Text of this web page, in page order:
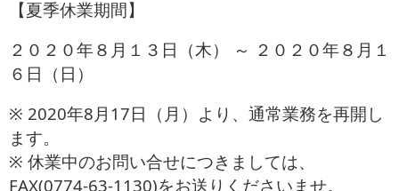
【夏季休業期間】
２０２０年８月１３日（木） ～ ２０２０年８月１
６日（日）
※ 2020年8月17日（月）より、通常業務を再開し
ます。
※ 休業中のお問い合せにつきましては、
FAX(0774-63-1130)をお送りくださいませ。